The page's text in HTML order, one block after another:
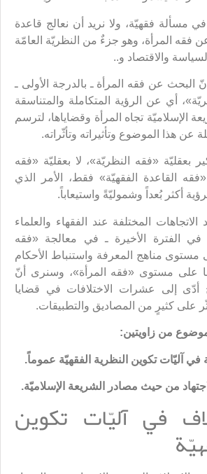
مسألة فقهيّة، ولا نريد أن نعالج قاعدة
فقه المرأة، وهو جزءٌ من النظريّة العامّة
والاقتصاد و..
البحث عن فقه المرأة ـ بالدرجة الأولى ـ
أي عن الرؤية المتكاملة والمتناسقة
الإسلاميّة تجاه المرأة وقضاياها، لترسم
عن هذا الموضوع وتأثيراته وتأثّراته.
بعقليّة «فقه النظريّة»، لا بعقليّة «فقه
القاعدة الفقهيّة» فقط، الأمر الذي
أكثر بُعداً وشموليّةً واستيعاباً.
المختلفة عند الفقهاء والعلماء
الفترة الأخيرة ـ في معالجة «فقه
مستوى مناهج المعرفة واستنباط الأحكام
على مستوى «فقه المرأة»، وسنرى أنّ
أدّى إلى عشرات الاختلافات في قضايا
على كثيرٍ من المصاديق والتطبيقات.
من زاويتين:
في آليّات تكوين النظرية الفقهيّة عموماً.
من حيث مصادر الشريعة الإسلاميّة.
في آليّات تكوين